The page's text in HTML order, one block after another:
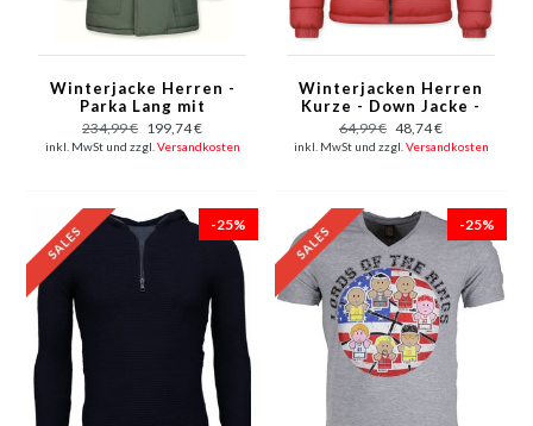
Winterjacke Herren -
Parka Lang mit
Fellkragen - Grün
234,99 € 199,74 €
inkl. MwSt und zzgl. Versandkosten
Winterjacken Herren
Kurze - Down Jacke -
Rot
64,99 € 48,74 €
inkl. MwSt und zzgl. Versandkosten
-25% -25%